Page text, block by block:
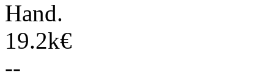
Hand.
19.2k€
--